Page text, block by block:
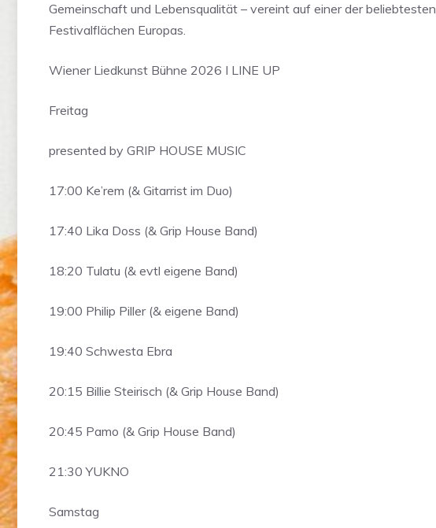
Gemeinschaft und Lebensqualität – vereint auf einer der beliebtesten
Festivalflächen Europas.
Wiener Liedkunst Bühne 2026 I LINE UP
Freitag
presented by GRIP HOUSE MUSIC
17:00 Ke’rem (& Gitarrist im Duo)
17:40 Lika Doss (& Grip House Band)
18:20 Tulatu (& evtl eigene Band)
19:00 Philip Piller (& eigene Band)
19:40 Schwesta Ebra
20:15 Billie Steirisch (& Grip House Band)
20:45 Pamo (& Grip House Band)
21:30 YUKNO
Samstag